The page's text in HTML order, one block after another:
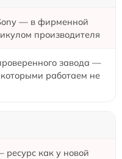
— в фирменной
производителя
завода —
работаем не
как у новой